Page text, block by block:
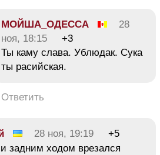
МОЙША_ОДЕССА
28
ноя, 18:15
+3
Ты каму слава. Ублюдак. Сука
ты расийская.
Ответить
28 ноя, 19:19
+5
задним ходом врезался